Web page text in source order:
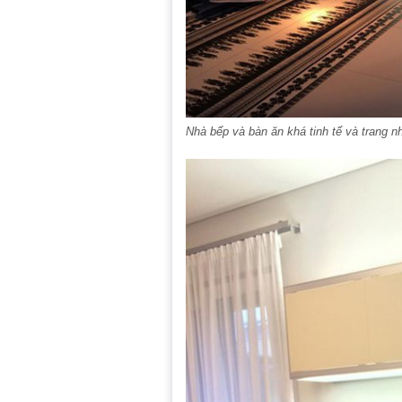
Nhà bếp và bàn ăn khá tinh tế và trang